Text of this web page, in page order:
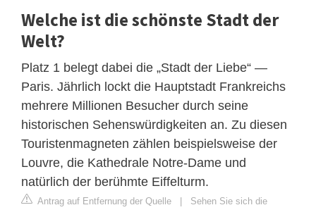
Welche ist die schönste Stadt der
Welt?
Platz 1 belegt dabei die „Stadt der Liebe“ —
Paris. Jährlich lockt die Hauptstadt Frankreichs
mehrere Millionen Besucher durch seine
historischen Sehenswürdigkeiten an. Zu diesen
Touristenmagneten zählen beispielsweise der
Louvre, die Kathedrale Notre-Dame und
natürlich der berühmte Eiffelturm.
Antrag auf Entfernung der Quelle
Sehen Sie sich die